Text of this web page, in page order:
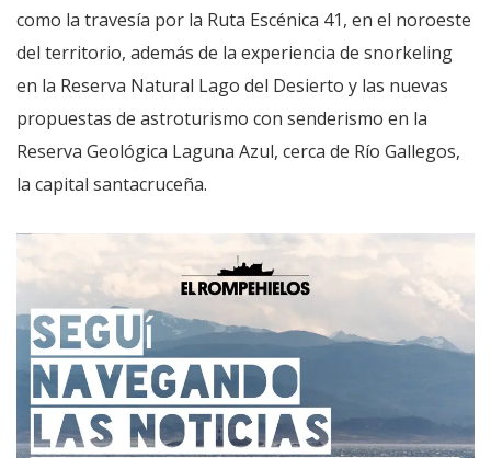
como la travesía por la Ruta Escénica 41, en el noroeste
del territorio, además de la experiencia de snorkeling
en la Reserva Natural Lago del Desierto y las nuevas
propuestas de astroturismo con senderismo en la
Reserva Geológica Laguna Azul, cerca de Río Gallegos,
la capital santacruceña.